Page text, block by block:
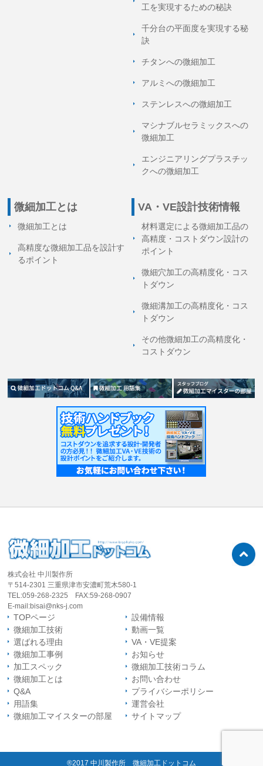
工を実現するための秘訣
千分台の平面度を実現する秘
訣
チタンへの微細加工
アルミへの微細加工
ステンレスへの微細加工
マシナブルセラミックスへの
微細加工
エンジニアリングプラスチッ
クへの微細加工
微細加工とは
微細加工とは
高精度な微細加工品を設計す
るポイント
VA・VE設計技術情報
材料選定による微細加工品の
高精度・コストダウン設計の
ポイント
微細穴加工の高精度化・コス
トダウン
微細溝加工の高精度化・コス
トダウン
その他微細加工の高精度化・
コストダウン
株式会社 中川製作所
〒514-2301 三重県津市安濃町荒木580-1
TEL:059-268-2325
FAX:59-268-0907
E-mail:bisai@nks-j.com
TOPページ
微細加工技術
選ばれる理由
微細加工事例
加工スペック
設備情報
動画一覧
VA・VE提案
お知らせ
微細加工技術コラム
微細加工とは
Q&A
用語集
微細加工マイスターの部屋
お問い合わせ
プライバシーポリシー
運営会社
サイトマップ
®2017 中川製作所 微細加工ドットコム